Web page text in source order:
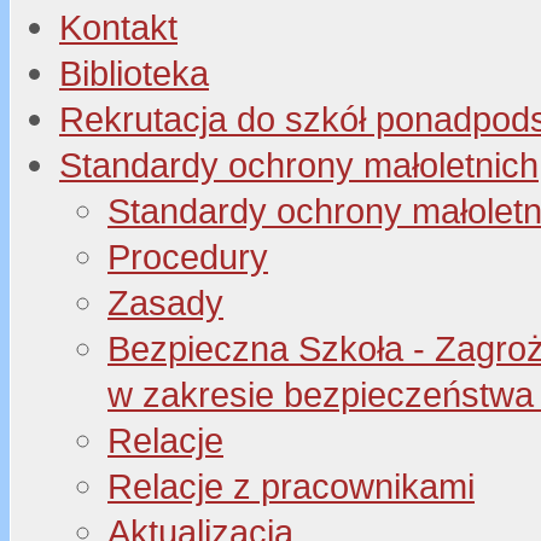
Kontakt
Biblioteka
Rekrutacja do szkół
Standardy ochrony małoletnich
Standardy ochrony
Procedury
Zasady
Bezpieczna Szkoła -
w zakresie
Relacje
Relacje z pracownikami
Aktualizacja